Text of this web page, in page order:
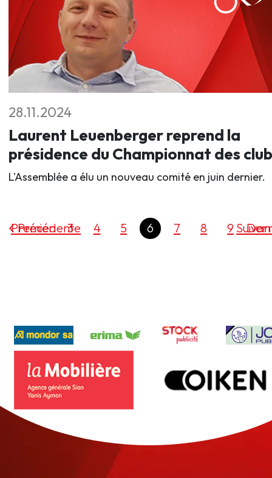
28.11.2024
Laurent Leuenberger reprend la
présidence du Championnat des
L'Assemblée a élu un nouveau comité en juin dernier.
Précédente
Premier 3 4 5 6 7 8 9